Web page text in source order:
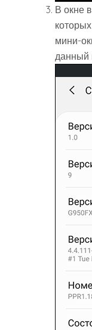
В окне
мини-
данный